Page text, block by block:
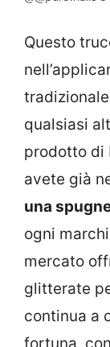
Questo
qualsiasi
prodotto di
avete già
una
ogni
mercato
glitterate
continua a